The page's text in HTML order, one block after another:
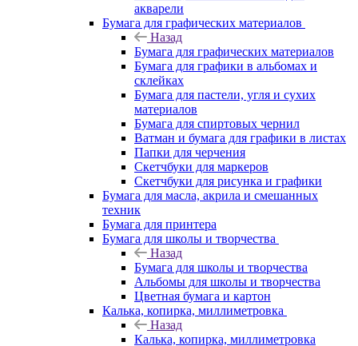
акварели
Бумага для графических материалов
Назад
Бумага для графических материалов
Бумага для графики в альбомах и
склейках
Бумага для пастели, угля и сухих
материалов
Бумага для спиртовых чернил
Ватман и бумага для графики в листах
Папки для черчения
Скетчбуки для маркеров
Скетчбуки для рисунка и графики
Бумага для масла, акрила и смешанных
техник
Бумага для принтера
Бумага для школы и творчества
Назад
Бумага для школы и творчества
Альбомы для школы и творчества
Цветная бумага и картон
Калька, копирка, миллиметровка
Назад
Калька, копирка, миллиметровка